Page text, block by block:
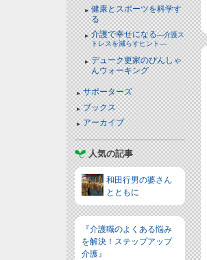
健康とスポーツを科学す
る
介護で幸せになる―介護ス
トレスを減らすヒント―
デューク更家のぴんしゃ
んウォーキング
サポーターズ
ブックス
アーカイブ
人気の記事
和田行男の婆さん
とともに
『介護職のよくある悩み
を解決！ステップアップ
介護』